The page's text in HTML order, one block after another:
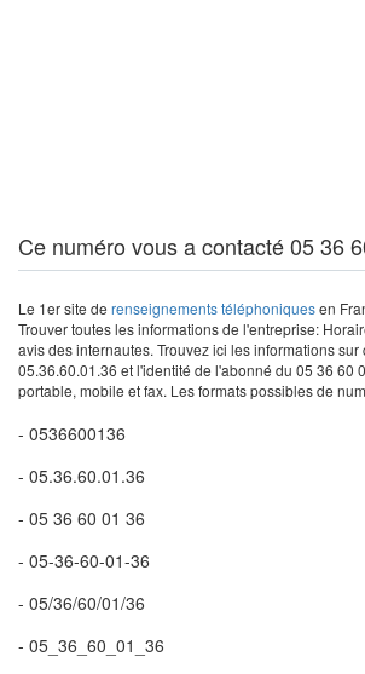
Ce numéro vous a contacté 05 36
Le 1er site de renseignements téléphoniquesen
Trouver toutes les informations de l'entreprise:
avis des internautes. Trouvez ici les informations
05.36.60.01.36 et l'identité de l'abonné du 05 36 60
portable, mobile et fax. Les formats possibles de
- 0536600136
- 05.36.60.01.36
- 05 36 60 01 36
- 05-36-60-01-36
- 05/36/60/01/36
- 05_36_60_01_36